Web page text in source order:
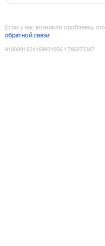
Если у вас возникли проблемы,
обратной связи
9180891624169931056:1786073387